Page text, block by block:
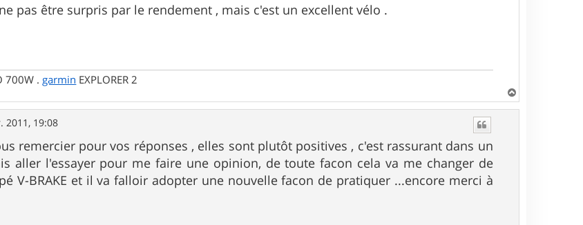
pas être surpris par le rendement , mais c'est un excellent vélo .
700W . garmin EXPLORER 2
a
2011, 19:08
remercier pour vos réponses , elles sont plutôt positives , c'est rassurant dans un
aller l'essayer pour me faire une opinion, de toute facon cela va me changer de
V-BRAKE et il va falloir adopter une nouvelle facon de pratiquer ...encore merci à